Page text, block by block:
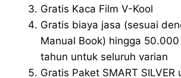
Gratis Kaca Film V-Kool
Gratis biaya jasa (sesuai
Manual Book) hingga
tahun untuk seluruh varian
Gratis Paket SMART SILVER